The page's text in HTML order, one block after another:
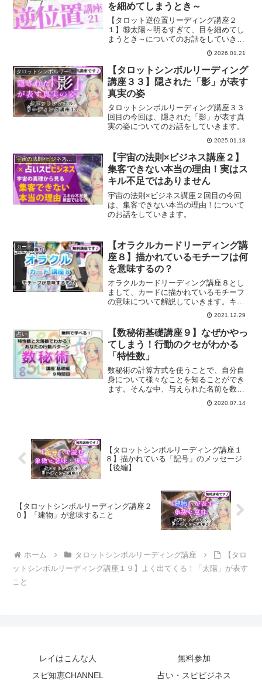
を細めてしまうとき～
【タロット逆位置リーディング講座２
１】⑲太陽～明るすぎて、目を細めてし
まうとき～についてのお話をしていきま
2026.01.21
タロットシンボルリーディング講座
【タロットシンボルリーディング
講座３３】隠された「影」が表す
真実の姿
タロットシンボルリーディング講座３３
回目の今回は、隠された「影」が表す真
実の姿についてのお話をしていきます。
2025.01.18
宇宙の法則×ビジネス講座
【宇宙の法則×ビジネス講座２】
集客できない本当の理由！実はス
キル不足ではありません
宇宙の法則×ビジネス講座２回目の今回
は、集客できない本当の理由！について
のお話をしていきます。
カード
【オラクルカードリーディング講
座８】描かれているモチーフは何
を意味するの？
オラクルカードリーディング講座８とし
まして、カードに描かれているモチーフ
の意味について解説していきます。キー
ワードとして押さえておくことでリーデ
2021.12.29
占い
【数秘術基礎講座９】なぜかやっ
てしまう！行動のクセがわかる
「特性数」
数秘術の計算方式を使うことで、自分自
身について様々なことを知ることができ
ます。そんな中、与えられた名前を数字
に置き換えることで、ついついやってし
まう行動の癖や欠けている要素について
2020.07.14
【タロットシンボルリーディング講座１
８】描かれている「記号」のメッセージ
【後編】
【タロットシンボルリーディング講座２
０】「建物」が意味すること
ホーム タロットシンボルリーディング講座
【タロ
ットシンボルリーディング講座１９】よく出てくる！「太陽」が表す
こと
レイはこんな人
無料参加
スピ知恵CHANNEL
占い・スピビジネス